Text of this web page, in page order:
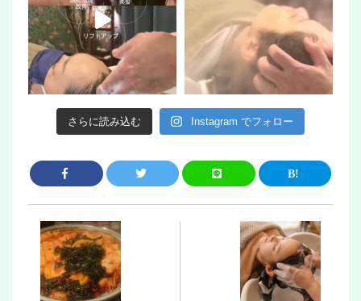
さらに読み込む Instagram でフォロー